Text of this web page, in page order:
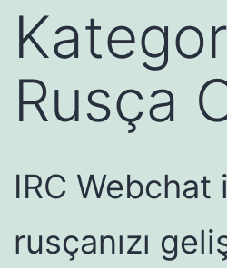
Rusça
IRC Webchat
rusçanızı